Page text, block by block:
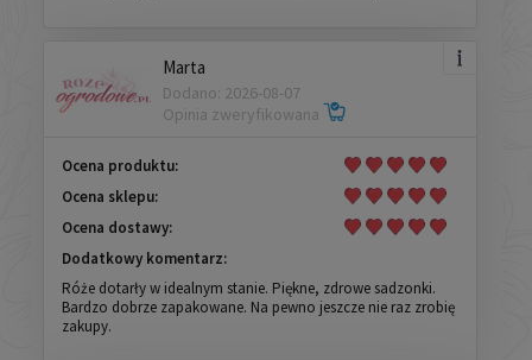
Marta
Dodano: 2026-08-07
Opinia zweryfikowana
Ocena produktu:
Ocena sklepu:
Ocena dostawy:
Dodatkowy komentarz:
Róże dotarły w idealnym stanie. Piękne, zdrowe sadzonki.
Bardzo dobrze zapakowane. Na pewno jeszcze nie raz zrobię
zakupy.